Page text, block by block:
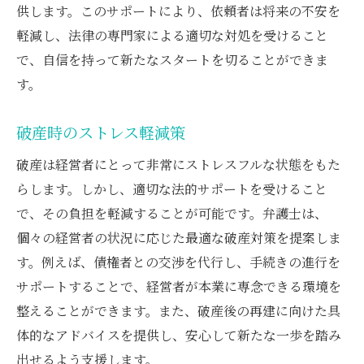
供します。このサポートにより、依頼者は将来の不安を
軽減し、法律の専門家による適切な対処を受けること
で、自信を持って新たなスタートを切ることができま
す。
破産時のストレス軽減策
破産は経営者にとって非常にストレスフルな状態をもた
らします。しかし、適切な法的サポートを受けること
で、その負担を軽減することが可能です。弁護士は、
個々の経営者の状況に応じた最適な破産対策を提案しま
す。例えば、債権者との交渉を代行し、手続きの進行を
サポートすることで、経営者が本業に専念できる環境を
整えることができます。また、破産後の再建に向けた具
体的なアドバイスを提供し、安心して新たな一歩を踏み
出せるよう支援します。